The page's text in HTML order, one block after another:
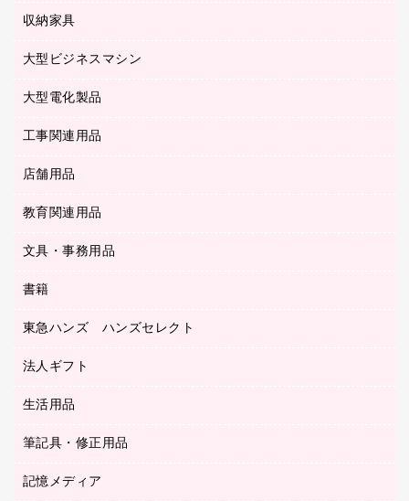
パソコン周辺機器
各種ケーブル
ＨＤＤ／ＳＳＤ
ＯＡフィルター
ＵＳＢハブ／ＵＳＢアクセサリー
レーザープリンタ／複合機
電話機
クリヤーブック（差替式）
パイプ式ファイル
ファイルボックス
リングファイル
レターファイル
持ち出しファイル
板目表紙・綴込表紙
２穴リフィル・２穴インデックス
３０穴リフィル・３０穴インデックス
ラミネータ
ラミネートフィルム
ＯＨＰ用品
使い捨て手袋
医療関連用品
感染症対策用品
印鑑作成サービス
収納家具
その他収納
ロッカー・下駄箱
金庫
大型ビジネスマシン
プリンタ
大型電化製品
テレビ・ＡＶ機器
冷蔵庫・キッチン・調理家電
工事関連用品
屋外用品
工事関連用品
店舗用品
カウンター／お会計用品
サイン・看板用品
レジ・ポリ袋
店舗運営用品
ＰＯＰ用品
教育関連用品
教育関連用品
文具・事務用品
その他文具
クリップ
スティックのり
スプレーのり クリーナー
書籍
パソコンソフト
東急ハンズ ハンズセレクト
東急ハンズ
法人ギフト
カウネットギフト
カウネットギフト（食品・飲料）
カウネットギフト
生活用品
その他雑貨
キッチン用品
筆記具・修正用品
シャープペンシル
記憶メディア